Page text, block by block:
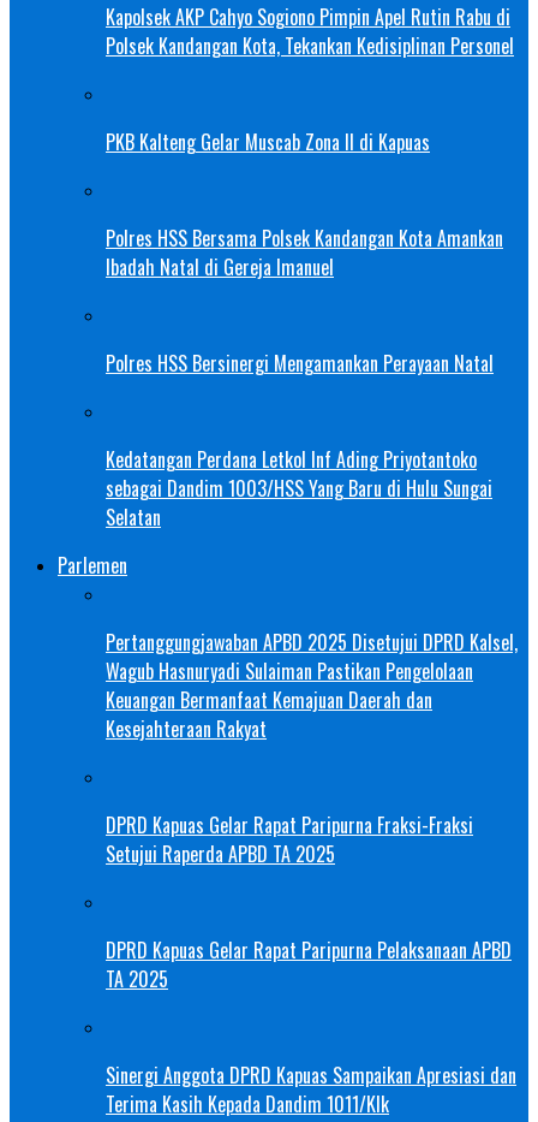
Kapolsek AKP Cahyo Sogiono Pimpin Apel Rutin Rabu di
Polsek Kandangan Kota, Tekankan Kedisiplinan Personel
PKB Kalteng Gelar Muscab Zona II di Kapuas
Polres HSS Bersama Polsek Kandangan Kota Amankan
Ibadah Natal di Gereja Imanuel
Polres HSS Bersinergi Mengamankan Perayaan Natal
Kedatangan Perdana Letkol Inf Ading Priyotantoko
sebagai Dandim 1003/HSS Yang Baru di Hulu Sungai
Selatan
Parlemen
Pertanggungjawaban APBD 2025 Disetujui DPRD Kalsel,
Wagub Hasnuryadi Sulaiman Pastikan Pengelolaan
Keuangan Bermanfaat Kemajuan Daerah dan
Kesejahteraan Rakyat
DPRD Kapuas Gelar Rapat Paripurna Fraksi-Fraksi
Setujui Raperda APBD TA 2025
DPRD Kapuas Gelar Rapat Paripurna Pelaksanaan APBD
TA 2025
Sinergi Anggota DPRD Kapuas Sampaikan Apresiasi dan
Terima Kasih Kepada Dandim 1011/Klk